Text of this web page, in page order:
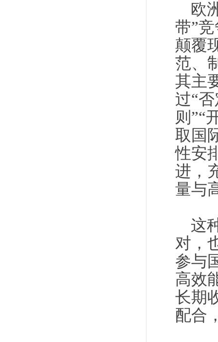
欧
带”
颠覆
范、
其主
过“
则”“
取国
性安
进，
量与
这
对，
参与
高效
长期
配合